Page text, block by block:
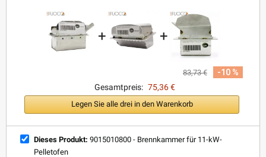
+ +
83,73 €
-10 %
Gesamtpreis: 75,36 €
Legen Sie alle drei in den Warenkorb
Dieses Produkt: 9015010800 - Brennkammer für 11-kW-
Pelletofen